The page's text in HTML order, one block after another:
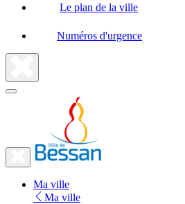
Le plan de la ville
Numéros d'urgence
Fermer
Fermer
vers
Ma ville
Ma ville